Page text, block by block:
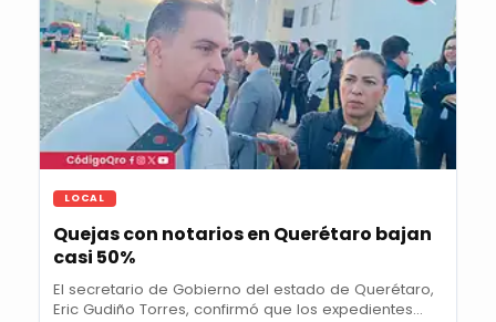
LOCAL
Quejas con notarios en Querétaro bajan
casi 50%
El secretario de Gobierno del estado de Querétaro,
Eric Gudiño Torres, confirmó que los expedientes...